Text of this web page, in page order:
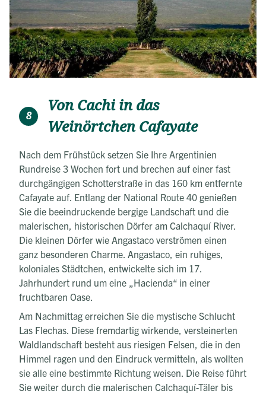
8
Von Cachi in das
Weinörtchen Cafayate
Nach dem Frühstück setzen Sie Ihre Argentinien
Rundreise 3 Wochen fort und brechen auf einer fast
durchgängigen Schotterstraße in das 160 km entfernte
Cafayate auf. Entlang der National Route 40 genießen
Sie die beeindruckende bergige Landschaft und die
malerischen, historischen Dörfer am Calchaquí River.
Die kleinen Dörfer wie Angastaco verströmen einen
ganz besonderen Charme. Angastaco, ein ruhiges,
koloniales Städtchen, entwickelte sich im 17.
Jahrhundert rund um eine „Hacienda“ in einer
fruchtbaren Oase.
Am Nachmittag erreichen Sie die mystische Schlucht
Las Flechas. Diese fremdartig wirkende, versteinerten
Waldlandschaft besteht aus riesigen Felsen, die in den
Himmel ragen und den Eindruck vermitteln, als wollten
sie alle eine bestimmte Richtung weisen. Die Reise führt
Sie weiter durch die malerischen Calchaquí-Täler bis